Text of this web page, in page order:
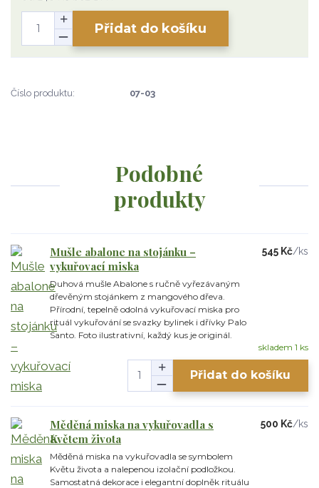
Přidat do košíku
Číslo produktu: 07-03
Podobné
produkty
Mušle abalone na stojánku –
vykuřovací miska
Duhová mušle Abalone s ručně vyřezávaným
dřevěným stojánkem z mangového dřeva.
Přírodní, tepelně odolná vykuřovací miska pro
rituál vykuřování se svazky bylinek i dřívky Palo
Santo. Foto ilustrativní, každý kus je originál.
545 Kč/ks
skladem 1 ks
Přidat do košíku
Měděná miska na vykuřovadla s
Květem života
Měděná miska na vykuřovadla se symbolem
Květu života a nalepenou izolační podložkou.
Samostatná dekorace i elegantní doplněk rituálu
500 Kč/ks